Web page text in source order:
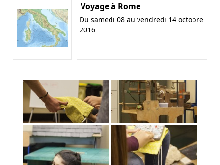
Voyage à Rome
Du samedi 08 au vendredi 14 octobre
2016